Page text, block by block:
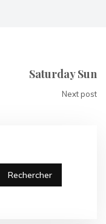
Saturday Sun
Next post
Rechercher